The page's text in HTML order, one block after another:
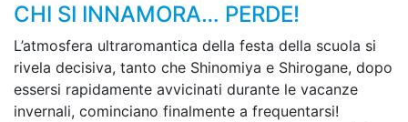
CHI SI INNAMORA… PERDE!
L’atmosfera ultraromantica della festa della scuola si
rivela decisiva, tanto che Shinomiya e Shirogane, dopo
essersi rapidamente avvicinati durante le vacanze
invernali, cominciano finalmente a frequentarsi!